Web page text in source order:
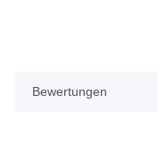
Bewertungen